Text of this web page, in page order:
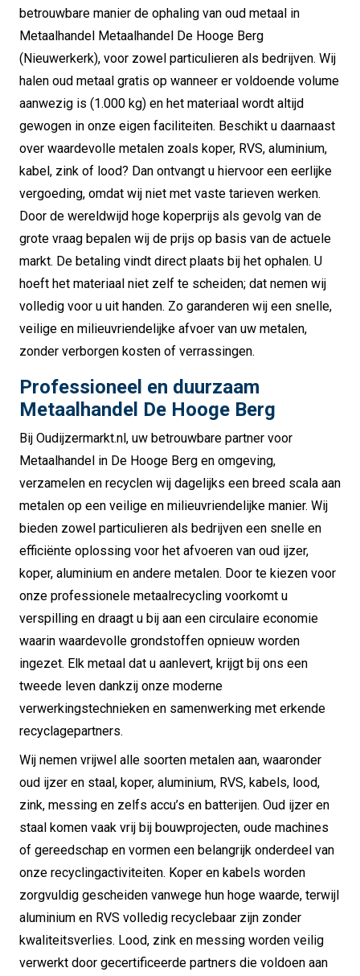
betrouwbare manier de ophaling van oud metaal in
Metaalhandel Metaalhandel De Hooge Berg
(Nieuwerkerk), voor zowel particulieren als bedrijven. Wij
halen oud metaal gratis op wanneer er voldoende volume
aanwezig is (1.000 kg) en het materiaal wordt altijd
gewogen in onze eigen faciliteiten. Beschikt u daarnaast
over waardevolle metalen zoals koper, RVS, aluminium,
kabel, zink of lood? Dan ontvangt u hiervoor een eerlijke
vergoeding, omdat wij niet met vaste tarieven werken.
Door de wereldwijd hoge koperprijs als gevolg van de
grote vraag bepalen wij de prijs op basis van de actuele
markt. De betaling vindt direct plaats bij het ophalen. U
hoeft het materiaal niet zelf te scheiden; dat nemen wij
volledig voor u uit handen. Zo garanderen wij een snelle,
veilige en milieuvriendelijke afvoer van uw metalen,
zonder verborgen kosten of verrassingen.
Professioneel en duurzaam
Metaalhandel De Hooge Berg
Bij Oudijzermarkt.nl, uw betrouwbare partner voor
Metaalhandel in De Hooge Berg en omgeving,
verzamelen en recyclen wij dagelijks een breed scala aan
metalen op een veilige en milieuvriendelijke manier. Wij
bieden zowel particulieren als bedrijven een snelle en
efficiënte oplossing voor het afvoeren van oud ijzer,
koper, aluminium en andere metalen. Door te kiezen voor
onze professionele metaalrecycling voorkomt u
verspilling en draagt u bij aan een circulaire economie
waarin waardevolle grondstoffen opnieuw worden
ingezet. Elk metaal dat u aanlevert, krijgt bij ons een
tweede leven dankzij onze moderne
verwerkingstechnieken en samenwerking met erkende
recyclagepartners.
Wij nemen vrijwel alle soorten metalen aan, waaronder
oud ijzer en staal, koper, aluminium, RVS, kabels, lood,
zink, messing en zelfs accu’s en batterijen. Oud ijzer en
staal komen vaak vrij bij bouwprojecten, oude machines
of gereedschap en vormen een belangrijk onderdeel van
onze recyclingactiviteiten. Koper en kabels worden
zorgvuldig gescheiden vanwege hun hoge waarde, terwijl
aluminium en RVS volledig recyclebaar zijn zonder
kwaliteitsverlies. Lood, zink en messing worden veilig
verwerkt door gecertificeerde partners die voldoen aan